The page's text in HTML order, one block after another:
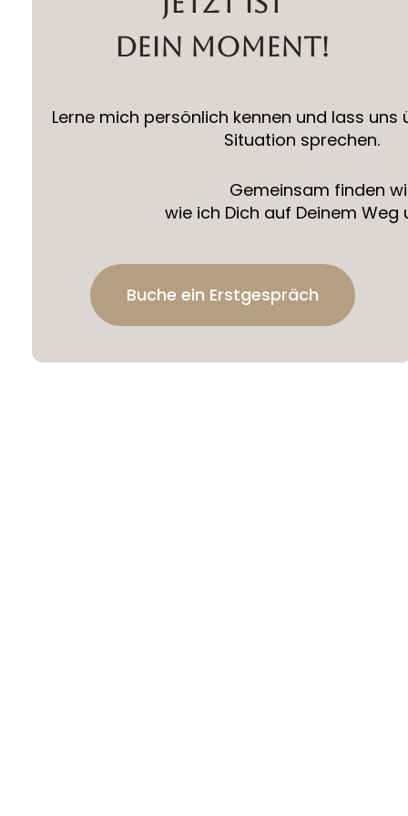
dein moment!
Lerne mich persönlich kennen und lass uns
Situation sprechen.
Gemeinsam finden
wie ich Dich auf Deinem Weg
Buche ein Erstgespräch